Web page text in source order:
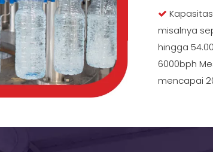

misalnya
hingga
6000bph
mencapai